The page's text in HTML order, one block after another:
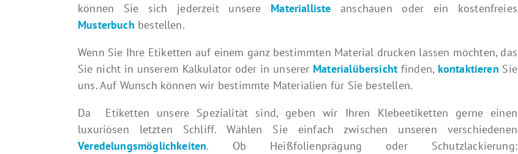
können Sie sich jederzeit unsere Materialliste anschauen oder ein kostenfreies
Musterbuch bestellen.
Wenn Sie Ihre Etiketten auf einem ganz bestimmten Material drucken lassen möchten, das
Sie nicht in unserem Kalkulator oder in unserer Materialübersicht finden, kontaktieren Sie
uns. Auf Wunsch können wir bestimmte Materialien für Sie bestellen.
Da Etiketten unsere Spezialität sind, geben wir Ihren Klebeetiketten gerne einen
luxuriösen letzten Schliff. Wählen Sie einfach zwischen unseren verschiedenen
Veredelungsmöglichkeiten. Ob Heißfolienprägung oder Schutzlackierung: